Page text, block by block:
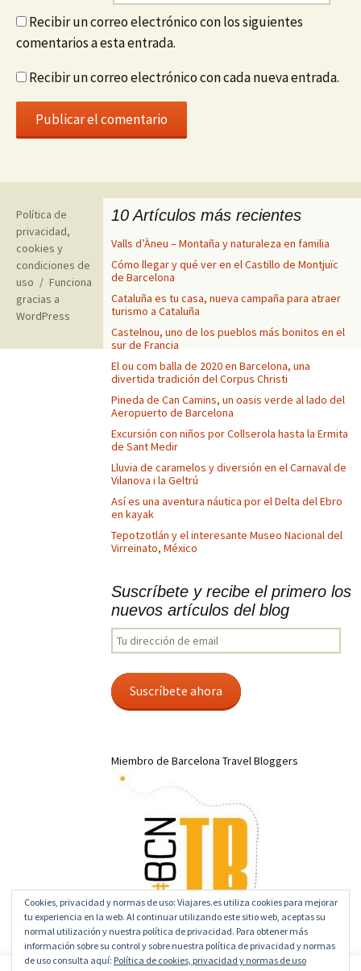
Recibir un correo electrónico con los siguientes
comentarios a esta entrada.
Recibir un correo electrónico con cada nueva entrada.
10 Artículos más recientes
Valls d’Àneu – Montaña y naturaleza en familia
Cómo llegar y qué ver en el Castillo de Montjuïc
de Barcelona
Cataluña es tu casa, nueva campaña para atraer
turismo a Cataluña
Castelnou, uno de los pueblos más bonitos en el
sur de Francia
El ou com balla de 2020 en Barcelona, una
divertida tradición del Corpus Christi
Pineda de Can Camins, un oasis verde al lado del
Aeropuerto de Barcelona
Excursión con niños por Collserola hasta la Ermita
de Sant Medir
Lluvia de caramelos y diversión en el Carnaval de
Vilanova i la Geltrú
Así es una aventura náutica por el Delta del Ebro
en kayak
Tepotzotlán y el interesante Museo Nacional del
Virreinato, México
Suscríbete y recibe el primero los
nuevos artículos del blog
Tu
dirección
email
Suscríbete ahora
Miembro de Barcelona Travel Bloggers
Hosting by Host-Fusion
Política de
privacidad,
cookies y
condiciones de
uso
Funciona
gracias a
WordPress
Cookies, privacidad y normas de uso: Viajares.es utiliza cookies para mejorar
tu experiencia en la web. Al continuar utilizando este sitio web, aceptas su
normal utilización y nuestra política de privacidad. Para obtener más
información sobre su control y sobre nuestra política de privacidad y normas
de uso consulta aquí: Política de cookies, privacidad y normas de uso